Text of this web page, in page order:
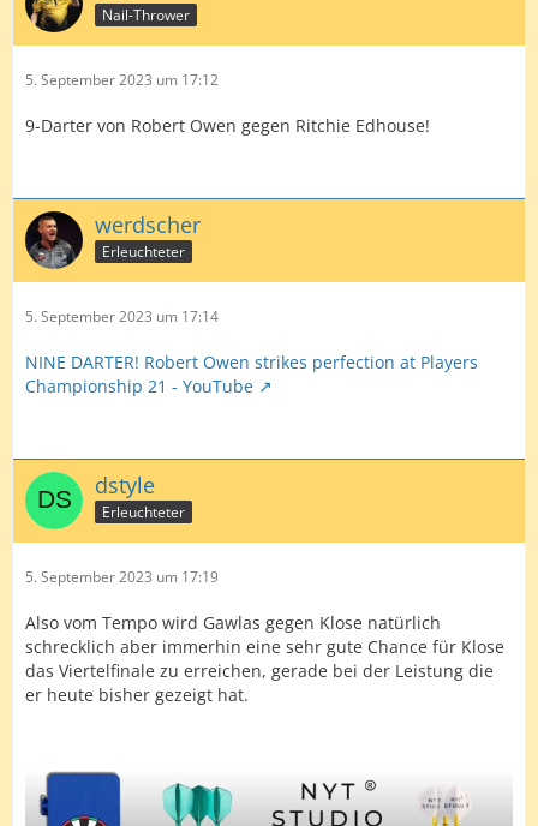
Nail-Thrower
5. September 2023 um 17:12
9-Darter von Robert Owen gegen Ritchie Edhouse!
werdscher
Erleuchteter
5. September 2023 um 17:14
NINE DARTER! Robert Owen strikes perfection at Players
Championship 21 - YouTube
dstyle
Erleuchteter
5. September 2023 um 17:19
Also vom Tempo wird Gawlas gegen Klose natürlich
schrecklich aber immerhin eine sehr gute Chance für Klose
das Viertelfinale zu erreichen, gerade bei der Leistung die
er heute bisher gezeigt hat.